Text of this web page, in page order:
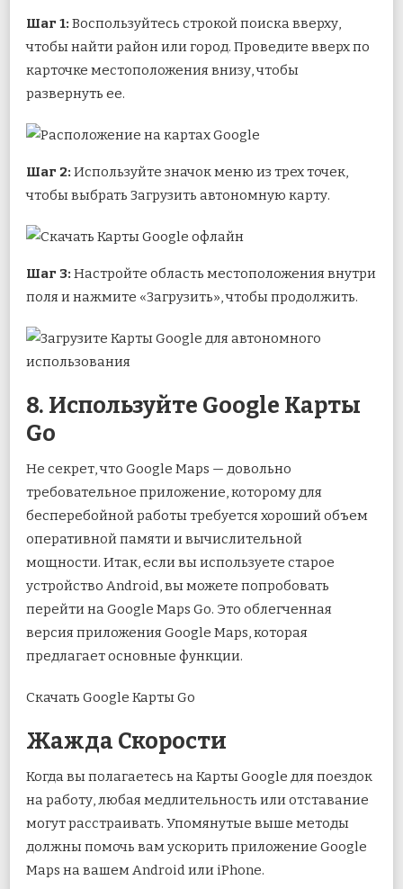
Шаг 1: Воспользуйтесь строкой поиска вверху,
чтобы найти район или город. Проведите вверх по
карточке местоположения внизу, чтобы
развернуть ее.
Шаг 2: Используйте значок меню из трех точек,
чтобы выбрать Загрузить автономную карту.
Шаг 3: Настройте область местоположения внутри
поля и нажмите «Загрузить», чтобы продолжить.
8. Используйте Google Карты
Go
Не секрет, что Google Maps — довольно
требовательное приложение, которому для
бесперебойной работы требуется хороший объем
оперативной памяти и вычислительной
мощности. Итак, если вы используете старое
устройство Android, вы можете попробовать
перейти на Google Maps Go. Это облегченная
версия приложения Google Maps, которая
предлагает основные функции.
Скачать Google Карты Go
Жажда Скорости
Когда вы полагаетесь на Карты Google для поездок
на работу, любая медлительность или отставание
могут расстраивать. Упомянутые выше методы
должны помочь вам ускорить приложение Google
Maps на вашем Android или iPhone.